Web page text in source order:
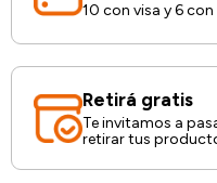
10 con visa y 6
Retirá gratis
Te invitamos a
retirar tus